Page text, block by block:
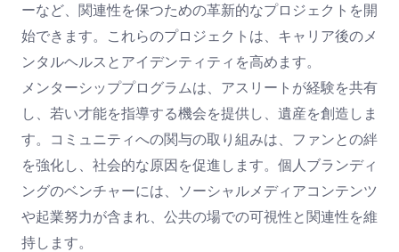
ーなど、関連性を保つための革新的なプロジェクトを開
始できます。これらのプロジェクトは、キャリア後のメ
ンタルヘルスとアイデンティティを高めます。
メンターシッププログラムは、アスリートが経験を共有
し、若い才能を指導する機会を提供し、遺産を創造しま
す。コミュニティへの関与の取り組みは、ファンとの絆
を強化し、社会的な原因を促進します。個人ブランディ
ングのベンチャーには、ソーシャルメディアコンテンツ
や起業努力が含まれ、公共の場での可視性と関連性を維
持します。